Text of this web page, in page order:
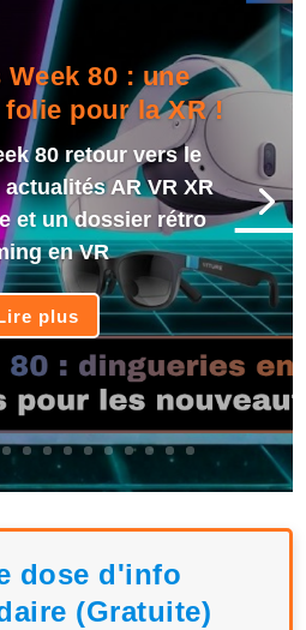
Week 80 : une
pour la XR !
80 retour vers le
AR VR XR
et un dossier rétro
en VR
plus
dose d'info
(Gratuite)